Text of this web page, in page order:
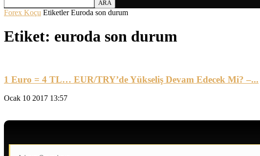
Forex Koçu Etiketler Euroda son durum
Etiket: euroda son durum
1 Euro = 4 TL… EUR/TRY’de Yükseliş Devam Edecek Mi? –...
Ocak 10 2017 13:57